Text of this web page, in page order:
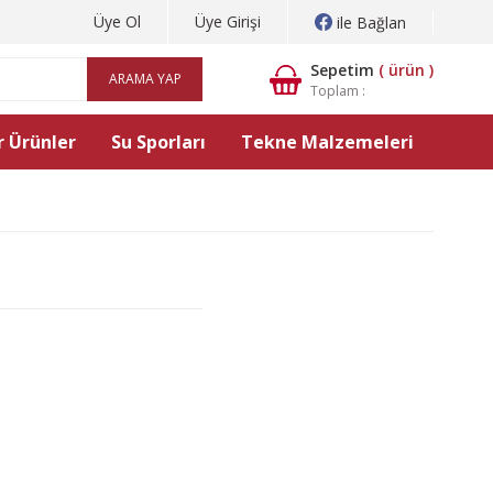
Üye Ol Üye Girişi ile Bağlan
ARAMA YAP Sepetim ( ürün )
Toplam :
Ürünler Su Sporları Tekne Malzemeleri